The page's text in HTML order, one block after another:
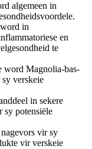
algemeen in
in
en
te
word Magnolia-bas-
verskeie
in sekere
sy potensiële
vir sy
vir verskeie